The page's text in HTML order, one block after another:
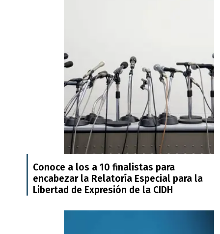
Conoce a los a 10 finalistas para
encabezar la Relatoría Especial para la
Libertad de Expresión de la CIDH